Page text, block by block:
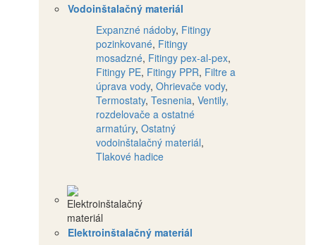
Vodoinštalačný materiál
Expanzné nádoby, Fitingy
pozinkované, Fitingy
mosadzné, Fitingy pex-al-pex,
Fitingy PE, Fitingy PPR, Filtre a
úprava vody, Ohrievače vody,
Termostaty, Tesnenia, Ventily,
rozdelovače a ostatné
armatúry, Ostatný
vodoinštalačný materiál,
Tlakové hadice
Elektroinštalačný materiál